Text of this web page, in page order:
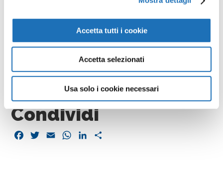
Accetta tutti i cookie
Accetta selezionati
Usa solo i cookie necessari
suon di jazz e blues.
Condividi
Facebook
TwitterEmail WhatsApp
LinkedIn